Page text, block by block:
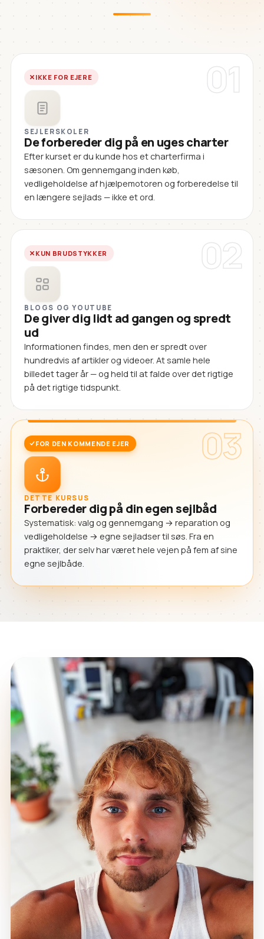
01
IKKE FOR EJERE
SEJLERSKOLER
De forbereder dig på en uges charter
Efter kurset er du kunde hos et charterfirma i
sæsonen. Om gennemgang inden køb,
vedligeholdelse af hjælpemotoren og forberedelse til
en længere sejlads — ikke et ord.
02
KUN BRUDSTYKKER
BLOGS OG YOUTUBE
De giver dig lidt ad gangen og spredt
ud
Informationen findes, men den er spredt over
hundredvis af artikler og videoer. At samle hele
billedet tager år — og held til at falde over det rigtige
på det rigtige tidspunkt.
03
FOR DEN KOMMENDE EJER
DETTE KURSUS
Forbereder dig på din egen sejlbåd
Systematisk: valg og gennemgang → reparation og
vedligeholdelse → egne sejladser til søs. Fra en
praktiker, der selv har været hele vejen på fem af sine
egne sejlbåde.